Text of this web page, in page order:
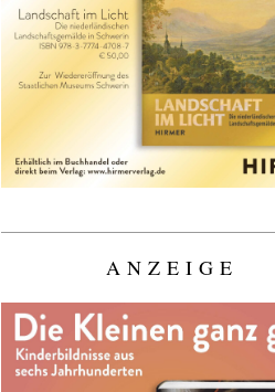
ANZEIGE